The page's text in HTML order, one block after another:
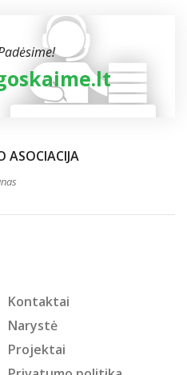
ASOCIACIJA
Kontaktai
Narystė
Projektai